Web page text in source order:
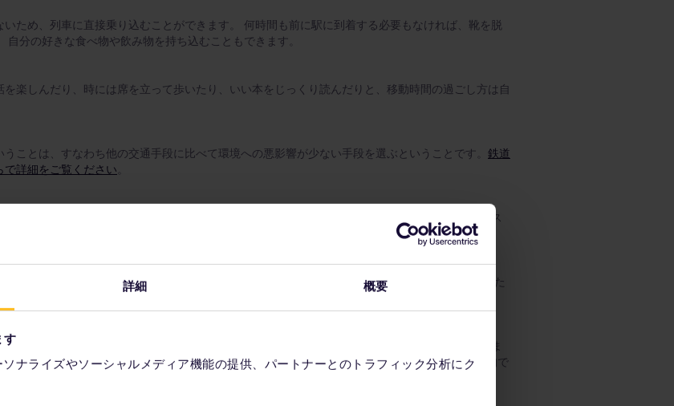
詳細 概要
す
ナライズやソーシャルメディア機能の提供、パートナーとのトラフィック分析にク
ため、列車に直接乗り込むことができます。 何時間も前に駅に到着する必要もなければ、靴を脱
分の好きな食べ物や飲み物を持ち込むこともできます。
楽しんだり、時には席を立って歩いたり、いい本をじっくり読んだりと、移動時間の過ごし方は自
ことは、すなわち他の交通手段に比べて環境への悪影響が少ない手段を選ぶということです。 鉄道
詳細をご覧ください
在地が非常に便利なことです。 主要鉄道駅はたいてい市街中心部にあり、徒歩圏内に商店、レス
かに美しい景色を目にすることができます。 ヨーロッパの美しさを実感できるでしょう。 緑した
景が車窓を横切っていきます。
ビザのウェブサイト
参照）の国境を越える場合、国境警備員による身分証明書の点検は実施されま
されています。 ぜひ、ユーレイルパスでのヨーロッパ鉄道旅行を選択してください。 最も近代的で
ーロッパの魅力を発見してみませんか。